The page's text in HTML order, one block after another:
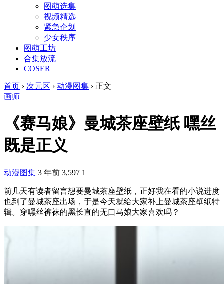
图萌选集
视频精选
紧急企划
少女秩序
图萌工坊
合集放流
COSER
首页 › 次元区 › 动漫图集 › 正文
画师
《赛马娘》曼城茶座壁纸 嘿丝
既是正义
动漫图集 3 年前 3,597 1
前几天有读者留言想要曼城茶座壁纸，正好我在看的小说进度
也到了曼城茶座出场，于是今天就给大家补上曼城茶座壁纸特
辑。穿嘿丝裤袜的黑长直的无口马娘大家喜欢吗？